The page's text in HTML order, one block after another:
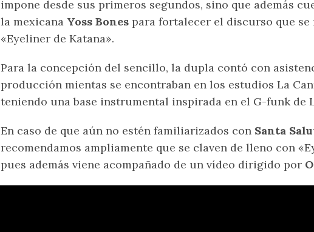
impone desde sus primeros segundos, sino que además
la mexicana Yoss Bones para fortalecer el discurso que
«Eyeliner de Katana».
Para la concepción del sencillo, la dupla contó con
producción mientas se encontraban en los estudios La
teniendo una base instrumental inspirada en el G-funk de
En caso de que aún no estén familiarizados con Santa
recomendamos ampliamente que se claven de lleno con
pues además viene acompañado de un vídeo dirigido por